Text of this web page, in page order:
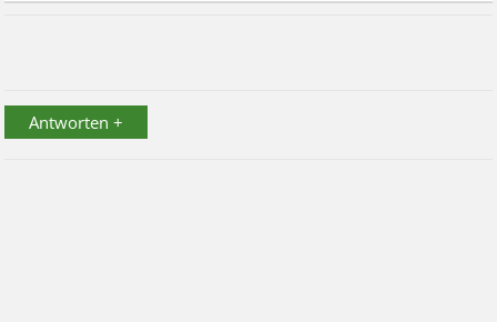
Antworten +